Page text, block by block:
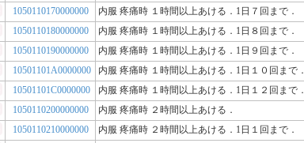
1050110170000000
内服 疼痛時 １時間以上あける．1日７回まで．
1050110180000000
内服 疼痛時 １時間以上あける．1日８回まで．
1050110190000000
内服 疼痛時 １時間以上あける．1日９回まで．
10501101A0000000
内服 疼痛時 １時間以上あける．1日１０回まで．
10501101C0000000
内服 疼痛時 １時間以上あける．1日１２回まで．
1050110200000000
内服 疼痛時 ２時間以上あける．
1050110210000000
内服 疼痛時 ２時間以上あける．1日１回まで．